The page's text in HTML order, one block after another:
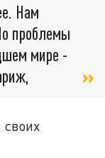
Нам
проблемы
мире -